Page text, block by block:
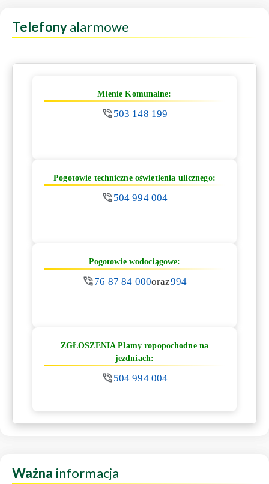
Telefonyalarmowe
Mienie Komunalne:
503 148 199
Pogotowie techniczne oświetlenia ulicznego:
504 994 004
Pogotowie wodociągowe:
76 87 84 000oraz994
ZGŁOSZENIA Plamy ropopochodne na
jezdniach:
504 994 004
Ważna informacja